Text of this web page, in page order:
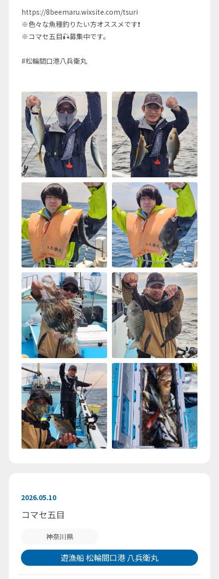
https://8beemaru.wixsite.com/tsuri
※色々な魚種釣りたい方オススメです❗
※コマセ五目🎣募集中です。
#松輪間口港八兵衛丸
2026.05.10
コマセ五目
神奈川県
遊漁船 松輪間口港 八兵衛丸